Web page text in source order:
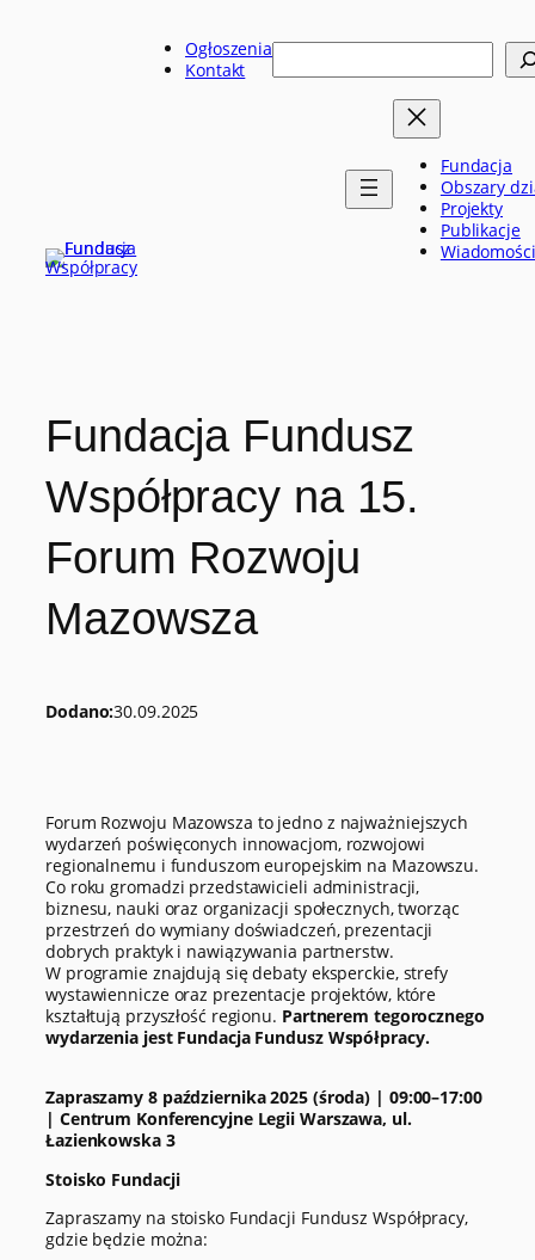
Ogłoszenia
Kontakt
Szukaj
Fundacja
Obszary
Projekty
Publikacje
Wiadomości
Fundacja Fundusz
Współpracy na 15.
Forum Rozwoju
Mazowsza
Dodano:30.09.2025
Forum Rozwoju Mazowsza to jedno z najważniejszych
wydarzeń poświęconych innowacjom, rozwojowi
regionalnemu i funduszom europejskim na Mazowszu.
Co roku gromadzi przedstawicieli administracji,
biznesu, nauki oraz organizacji społecznych, tworząc
przestrzeń do wymiany doświadczeń, prezentacji
dobrych praktyk i nawiązywania partnerstw.
W programie znajdują się debaty eksperckie, strefy
wystawiennicze oraz prezentacje projektów, które
kształtują przyszłość regionu. Partnerem tegorocznego
wydarzenia jest Fundacja Fundusz Współpracy.
Zapraszamy 8 października 2025 (środa) | 09:00–17:00
| Centrum Konferencyjne Legii Warszawa, ul.
Łazienkowska 3
Stoisko Fundacji
Zapraszamy na stoisko Fundacji Fundusz Współpracy,
gdzie będzie można: